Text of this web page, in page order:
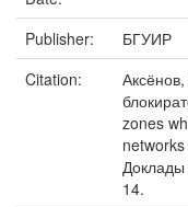
Publisher:
БГУИР
Citation:
zones
14.